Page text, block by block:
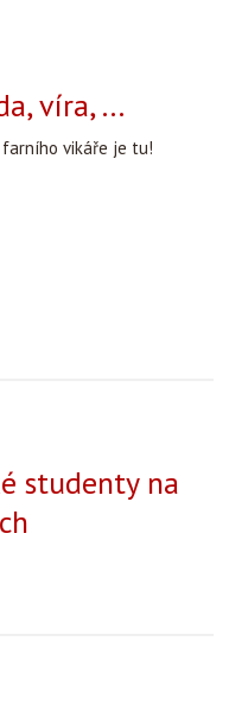
víra, ...
vikáře je tu!
studenty na